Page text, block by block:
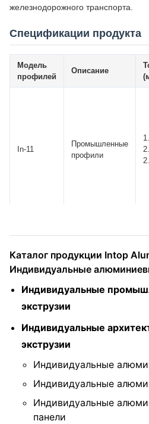
железнодорожного транспорта.
Спецификации продукта
Модель
профилей
Описание
In-11
Промышленные
профили
Каталог продукции Intop
Индивидуальные
Индивидуальные
экструзии
Индивидуальные
экструзии
Индивидуальные
Индивидуальные
Индивидуальные
панели